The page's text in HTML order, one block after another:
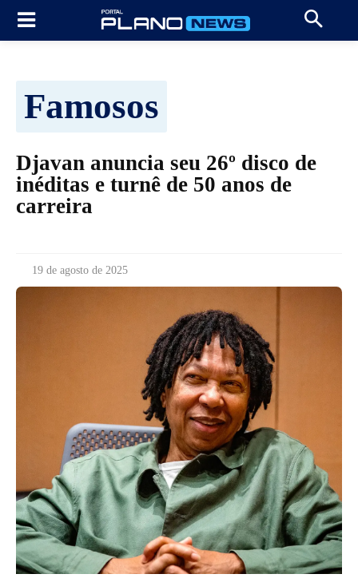
Famosos
Djavan anuncia seu 26º disco de
inéditas e turnê de 50 anos de
carreira
19 de agosto de 2025